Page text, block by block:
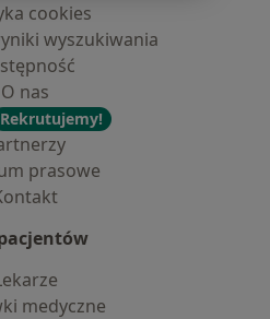
cookies
wyszukiwania
O nas
Rekrutujemy!
prasowe
medyczne